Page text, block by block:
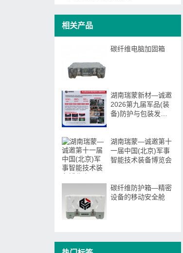
相关产品
碳纤维电脑加固箱
湖南瑞蒙新材—诚邀
2026第九届军品(装
备)防护与包装发展
湖南瑞蒙—诚邀第十
一届中国(北京)军事
智能技术装备博览会
碳纤维防护箱—精密
设备的移动安全舱